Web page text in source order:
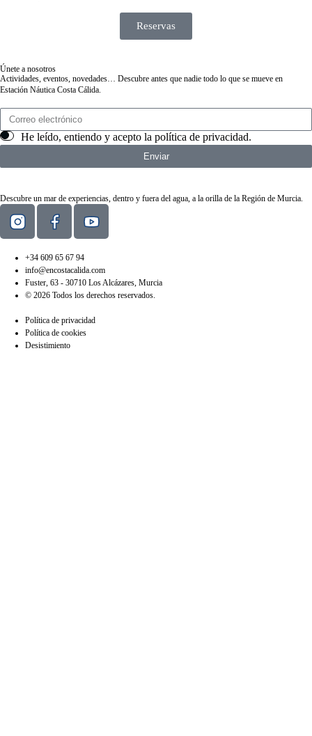
Reservas
Únete a nosotros
Actividades, eventos, novedades… Descubre antes que nadie todo lo que se mueve en
Estación Náutica Costa Cálida.
He leído, entiendo y acepto la política de privacidad.
Enviar
Descubre un mar de experiencias, dentro y fuera del agua, a la orilla de la Región de Murcia.
+34 609 65 67 94
info@encostacalida.com
Fuster, 63 - 30710 Los Alcázares, Murcia
© 2026 Todos los derechos reservados.
Política de privacidad
Política de cookies
Desistimiento